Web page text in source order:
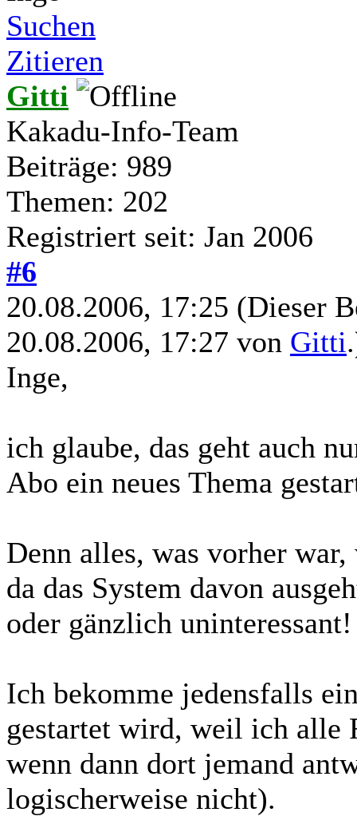
Suchen
Zitieren
Gitti
Kakadu-Info-Team
Beiträge: 989
Themen: 202
Registriert seit: Jan 2006
#6
20.08.2006, 17:25 (Dieser
20.08.2006, 17:27 von Gitti
Inge,
ich glaube, das geht auch
Abo ein neues Thema
Denn alles, was vorher
da das System davon
oder gänzlich uninteressant!
Ich bekomme jedensfalls
gestartet wird, weil ich alle
wenn dann dort jemand
logischerweise nicht).